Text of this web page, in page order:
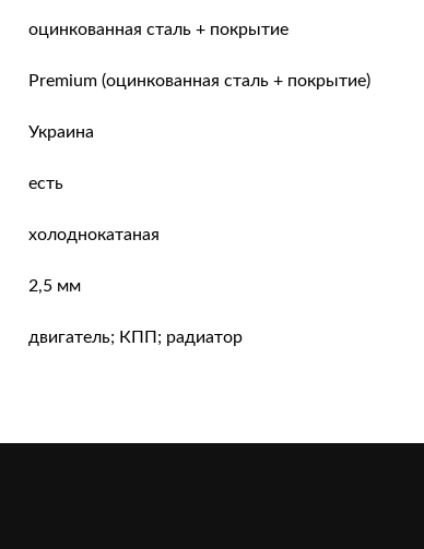
оцинкованная сталь + покрытие
Premium (оцинкованная сталь + покрытие)
Украина
есть
холоднокатаная
2,5 мм
двигатель; КПП; радиатор